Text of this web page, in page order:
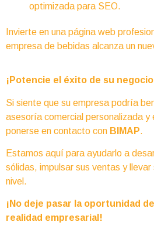
optimizada para SEO.
Invierte en una página web
empresa de bebidas alcanza un
¡Potencie el éxito de su
Si siente que su empresa podría
asesoría comercial personalizada y
ponerse en contacto con BIMAP.
Estamos aquí para ayudarlo a
sólidas, impulsar sus ventas y
nivel.
¡No deje pasar la oportunidad
realidad empresarial!